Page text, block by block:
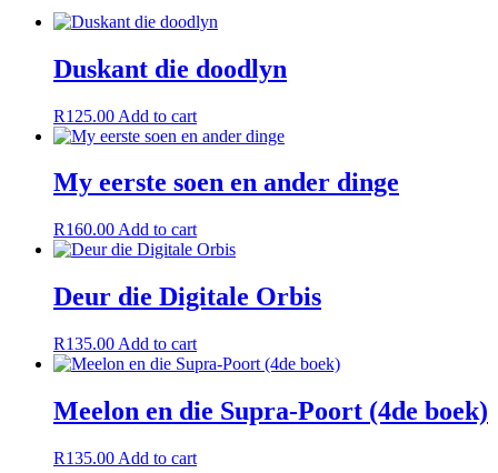
Duskant die doodlyn
R125.00 Add to cart
My eerste soen en ander dinge
R160.00 Add to cart
Deur die Digitale Orbis
R135.00 Add to cart
Meelon en die Supra-Poort (4de boek)
R135.00 Add to cart